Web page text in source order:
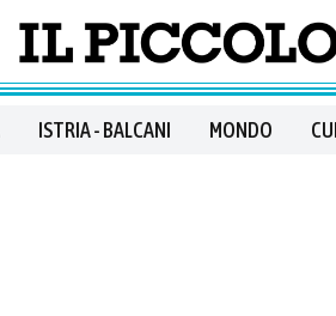
ISTRIA - BALCANI MONDO